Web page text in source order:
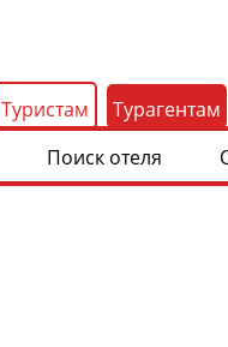
Туристам Турагентам
Поиск отеля